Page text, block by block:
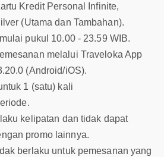
Kredit Personal Infinite,
(Utama dan Tambahan).
pukul 10.00 - 23.59 WIB.
melalui Traveloka App
(Android/iOS).
1 (satu) kali
kelipatan dan tidak dapat
promo lainnya.
berlaku untuk pemesanan yang